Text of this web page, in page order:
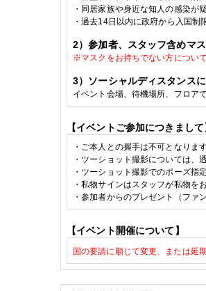
・ 同居家族や身近な知人の感染が
・過去14日以内に政府から入国制
2）参加者、スタッフ含めマ
※マスクをお持ちでない方につい
3）ソーシャルディスタンス
イベント会場、待機場所、フロア
【イベントご参加につきまして
・ご本人との握手は不可となります
・ツーショット撮影については、
・ ツーショット撮影でのポーズ指
・私物サインはスタッフが私物を
・参加者からのプレゼント（ファ
【イベント開催について】
国の要請に順じて変更、または延